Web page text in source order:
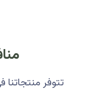
تتوفر منتجاتنا في